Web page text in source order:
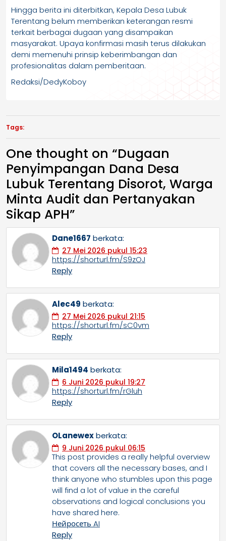
Hingga berita ini diterbitkan, Kepala Desa Lubuk
Terentang belum memberikan keterangan resmi
terkait berbagai dugaan yang disampaikan
masyarakat. Upaya konfirmasi masih terus dilakukan
demi memenuhi prinsip keberimbangan dan
profesionalitas dalam pemberitaan.
Redaksi/DedyKoboy
Tags:
One thought on “Dugaan
Penyimpangan Dana Desa
Lubuk Terentang Disorot, Warga
Minta Audit dan Pertanyakan
Sikap APH”
Dane1667 berkata:
27 Mei 2026 pukul 15:23
https://shorturl.fm/S9zOJ
Reply
Alec49 berkata:
27 Mei 2026 pukul 21:15
https://shorturl.fm/sC0vm
Reply
Mila1494 berkata:
6 Juni 2026 pukul 19:27
https://shorturl.fm/rGluh
Reply
OLanewexberkata:
9 Juni 2026 pukul 06:15
This post provides a really helpful overview
that covers all the necessary bases, and I
think anyone who stumbles upon this page
will find a lot of value in the careful
observations and logical conclusions you
have shared here.
Нейросеть AI
Reply